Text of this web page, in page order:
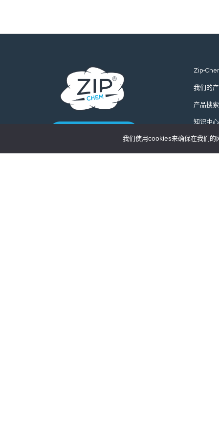
Zip-
我们的
产品搜索
知识中心
全球询价
我们使用cookies来确保在我们的